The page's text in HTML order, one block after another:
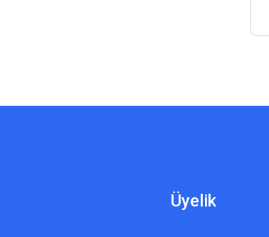
Üyelik